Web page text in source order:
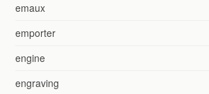
emaux
emporter
engine
engraving